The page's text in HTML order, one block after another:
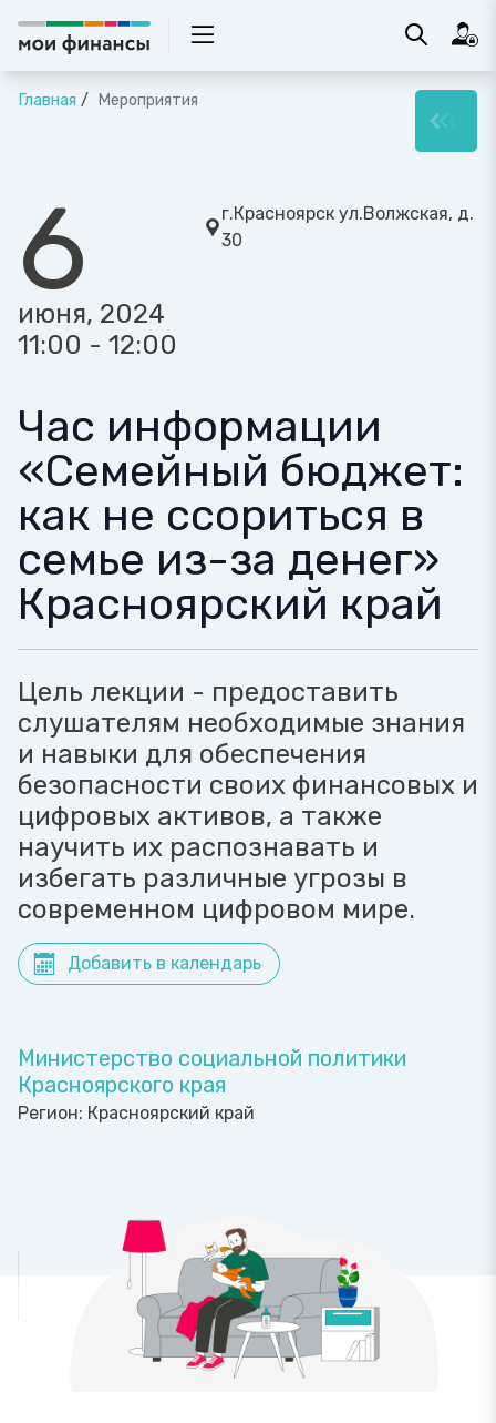
Главная Мероприятия
6
июня, 2024
11:00 - 12:00
г.Красноярск ул.Волжская, д.
30
Час информации
«Семейный бюджет:
как не ссориться в
семье из-за денег»
Красноярский край
Цель лекции - предоставить
слушателям необходимые знания
и навыки для обеспечения
безопасности своих финансовых и
цифровых активов, а также
научить их распознавать и
избегать различные угрозы в
современном цифровом мире.
Добавить в календарь
Министерство социальной политики
Красноярского края
Регион: Красноярский край